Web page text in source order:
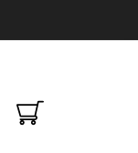
NÁKUPNÍ